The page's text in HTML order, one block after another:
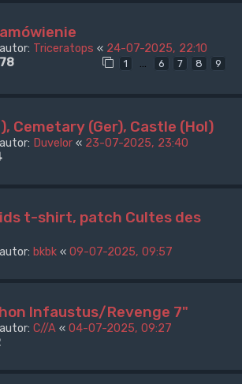
Triceratops « 24-07-2025, 22:10
1 … 6 7 8 9
Cemetary (Ger), Castle (Hol)
Duvelor « 23-07-2025, 23:40
t-shirt, patch Cultes des
bkbk « 09-07-2025, 09:57
Infaustus/Revenge 7"
C//A « 04-07-2025, 09:27